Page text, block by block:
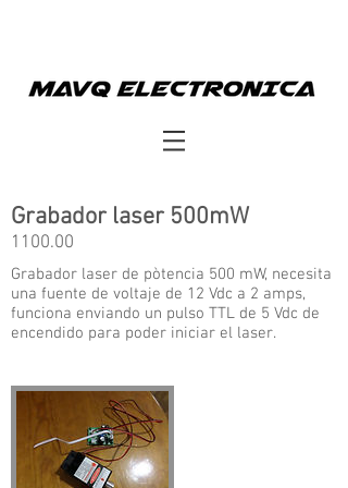
Grabador laser 500mW
1100.00
Grabador laser de pòtencia 500 mW, necesita
una fuente de voltaje de 12 Vdc a 2 amps,
funciona enviando un pulso TTL de 5 Vdc de
encendido para poder iniciar el laser.